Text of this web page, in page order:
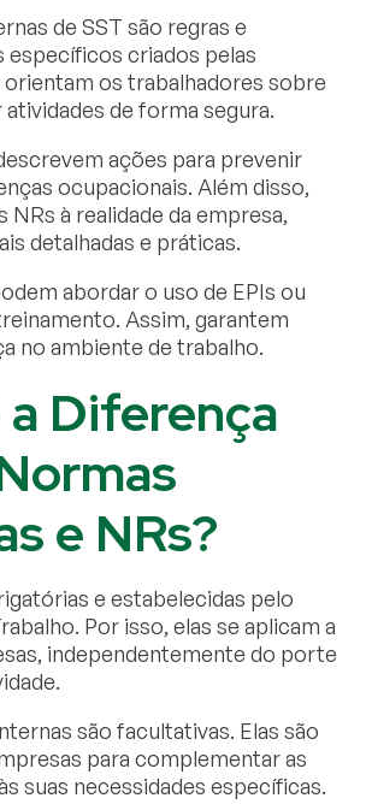
de SST são regras e
criados pelas
orientam os trabalhadores sobre
de forma segura.
ações para prevenir
ocupacionais. Além disso,
NRs à realidade da empresa,
detalhadas e práticas.
abordar o uso de EPIs ou
Assim, garantem
no ambiente de trabalho.
a Diferença
e NRs?
e estabelecidas pelo
Por isso, elas se aplicam a
independentemente do porte
são facultativas. Elas são
para complementar as
suas necessidades específicas.